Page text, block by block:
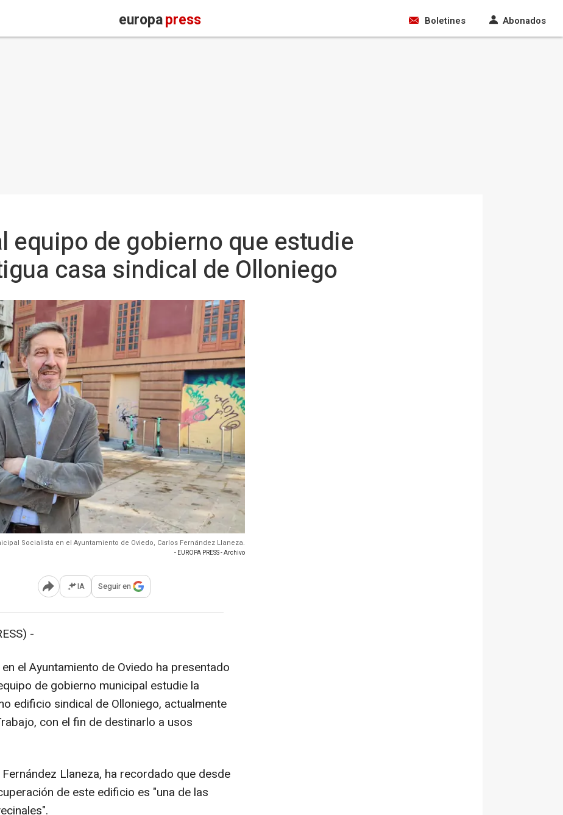
europapress Boletines Abonados
equipo de gobierno que estudie
casa sindical de Olloniego
Socialista en el Ayuntamiento de Oviedo, Carlos Fernández Llaneza.
- EUROPA PRESS - Archivo
Abrir opciones para compartir
IA Seguir en
-
el Ayuntamiento de Oviedo ha presentado
de gobierno municipal estudie la
edificio sindical de Olloniego, actualmente
con el fin de destinarlo a usos
Llaneza, ha recordado que desde
de este edificio es "una de las